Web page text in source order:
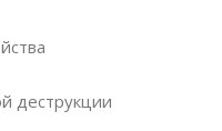
деструкции